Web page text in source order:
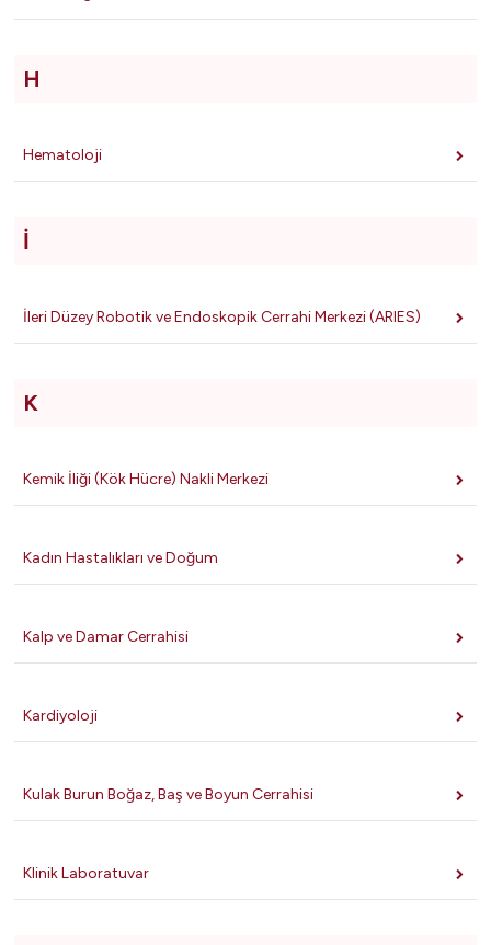
H
Hematoloji
İ
İleri Düzey Robotik ve Endoskopik Cerrahi Merkezi (ARIES)
K
Kemik İliği (Kök Hücre) Nakli Merkezi
Kadın Hastalıkları ve Doğum
Kalp ve Damar Cerrahisi
Kardiyoloji
Kulak Burun Boğaz, Baş ve Boyun Cerrahisi
Klinik Laboratuvar